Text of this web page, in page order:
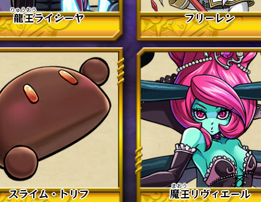
龍王ライシーヤ フリーレン
スライム・トリフ 魔王リヴィエール